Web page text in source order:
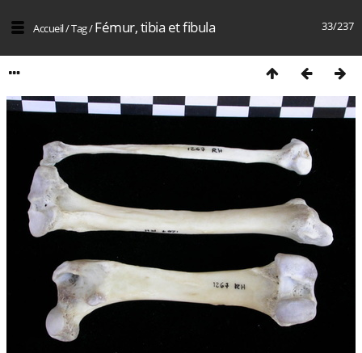
33/237
Accueil/Tag/Fémur, tibia et fibula